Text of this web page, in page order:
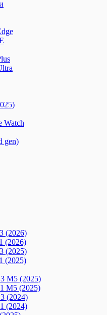
Watch
gen)
(2026)
(2026)
(2025)
(2025)
M5 (2025)
M5 (2025)
(2024)
(2024)